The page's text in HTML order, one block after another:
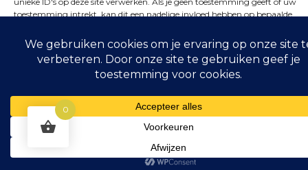
toestemming intrekt, kan dit een nadelige invloed hebben op bepaalde
Accepteren
Weigeren
Bekijk voorkeuren
CookiebeleidPrivacyverklaring
0